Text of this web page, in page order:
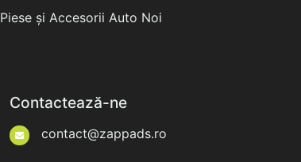
Piese și Accesorii Auto Noi
Contactează-ne
contact@zappads.ro